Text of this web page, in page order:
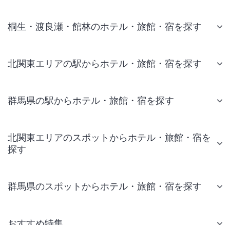
桐生・渡良瀬・館林のホテル・旅館・宿を探す
北関東エリアの駅からホテル・旅館・宿を探す
群馬県の駅からホテル・旅館・宿を探す
北関東エリアのスポットからホテル・旅館・宿を
探す
群馬県のスポットからホテル・旅館・宿を探す